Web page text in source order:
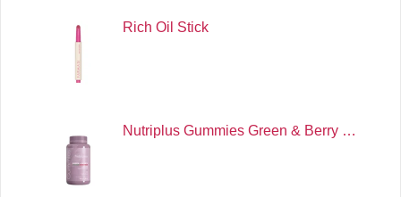
Rich Oil Stick
Nutriplus Gummies Green & Berry …